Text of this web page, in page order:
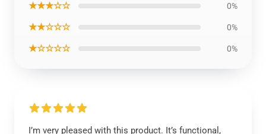
★★★☆☆ 0%
★★☆☆☆ 0%
★☆☆☆☆ 0%
I’m very pleased with this product. It’s functional,